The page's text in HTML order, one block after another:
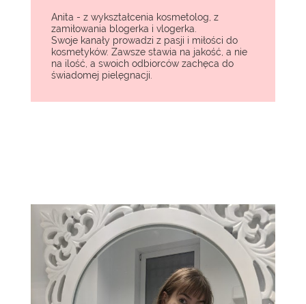
Anita - z wykształcenia kosmetolog, z
zamiłowania blogerka i vlogerka.
Swoje kanały prowadzi z pasji i miłości do
kosmetyków. Zawsze stawia na jakość, a nie
na ilość, a swoich odbiorców zachęca do
świadomej pielęgnacji.